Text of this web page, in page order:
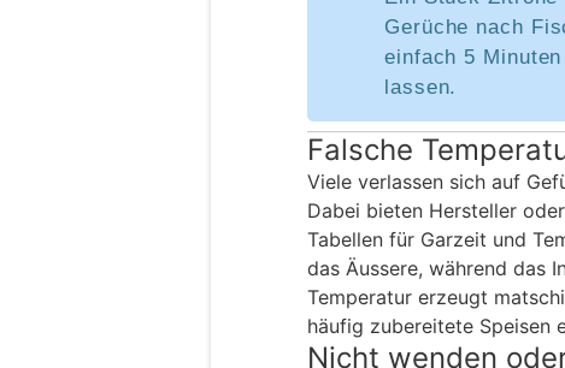
Gerüche nach
einfach 5
lassen.
Falsche
Viele verlassen sich auf
Dabei bieten Hersteller
Tabellen für Garzeit und
das Äussere, während das
Temperatur erzeugt
häufig zubereitete Speisen
Nicht wenden